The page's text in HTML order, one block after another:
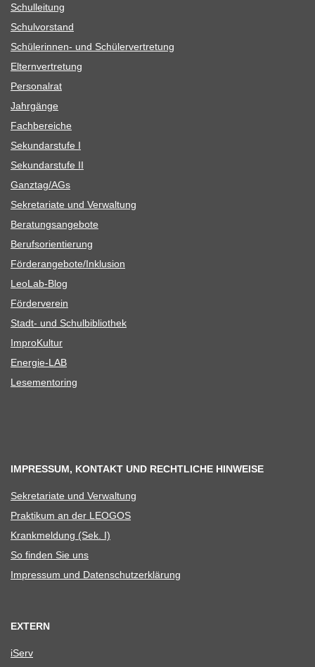
Schul­lei­tung
Schul­vor­stand
Schü­le­rin­nen- und Schülervertretung
Eltern­ver­tre­tung
Per­so­nal­rat
Jahr­gänge
Fach­be­rei­che
Sekun­dar­stufe I
Sekun­dar­stufe II
Ganztag/​​AGs
Sekre­ta­riate und Verwaltung
Bera­tungs­an­ge­bote
Berufs­ori­en­tie­rung
Förderangebote/​​Inklusion
Leo­Lab-Blog
För­der­ver­ein
Stadt- und Schulbibliothek
Impro­Kul­tur
Ener­­gie-LAB
Lese­men­to­ring
IMPRESSUM, KONTAKT UND RECHTLICHE HINWEISE
Sekre­ta­riate und Verwaltung
Prak­ti­kum an der LEOGOS
Krank­mel­dung (Sek. I)
So fin­den Sie uns
Impres­sum und Datenschutzerklärung
EXTERN
iServ